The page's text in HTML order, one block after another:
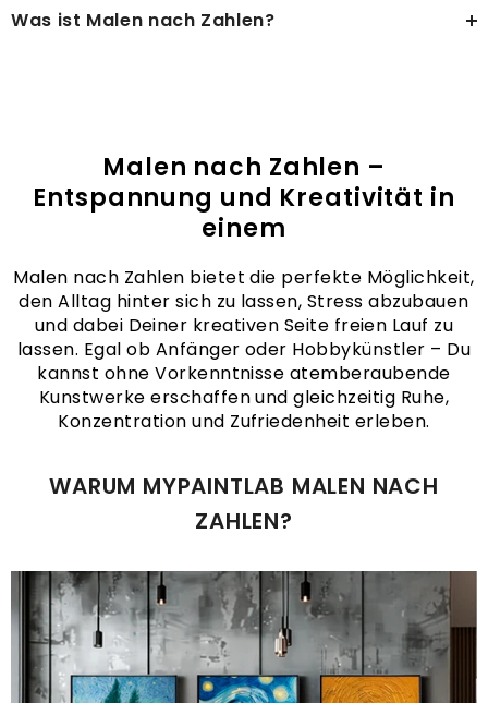
Was ist Malen nach Zahlen?
Malen nach Zahlen –
Entspannung und Kreativität in
einem
Malen nach Zahlen bietet die perfekte Möglichkeit,
den Alltag hinter sich zu lassen, Stress abzubauen
und dabei Deiner kreativen Seite freien Lauf zu
lassen. Egal ob Anfänger oder Hobbykünstler – Du
kannst ohne Vorkenntnisse atemberaubende
Kunstwerke erschaffen und gleichzeitig Ruhe,
Konzentration und Zufriedenheit erleben.
WARUM MYPAINTLAB MALEN NACH
ZAHLEN?